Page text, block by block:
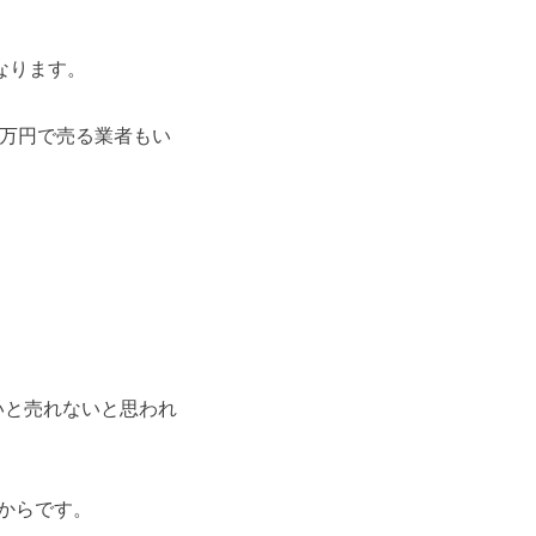
ます。
円で売る業者もい
売れないと思われ
です。